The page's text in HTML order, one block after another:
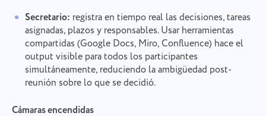
Secretario: registra en tiempo real las decisiones, tareas
asignadas, plazos y responsables. Usar herramientas
compartidas (Google Docs, Miro, Confluence) hace el
output visible para todos los participantes
simultáneamente, reduciendo la ambigüedad post-
reunión sobre lo que se decidió.
Cámaras encendidas
Informar de un error de
traducción
Proporciona una descripción del problema junto
con la opción correcta
Contacta con nosotros
Nombre
Número de teléfono
Informar de un error
Por favor, describe detalladamente el problema
que has encontrado, proporcionando información
específica, y no dudes en adjuntar cualquier
archivo relevante. Tu participación activa nos
ayuda a mejorar la experiencia del usuario,
Sugerir tu función
Función